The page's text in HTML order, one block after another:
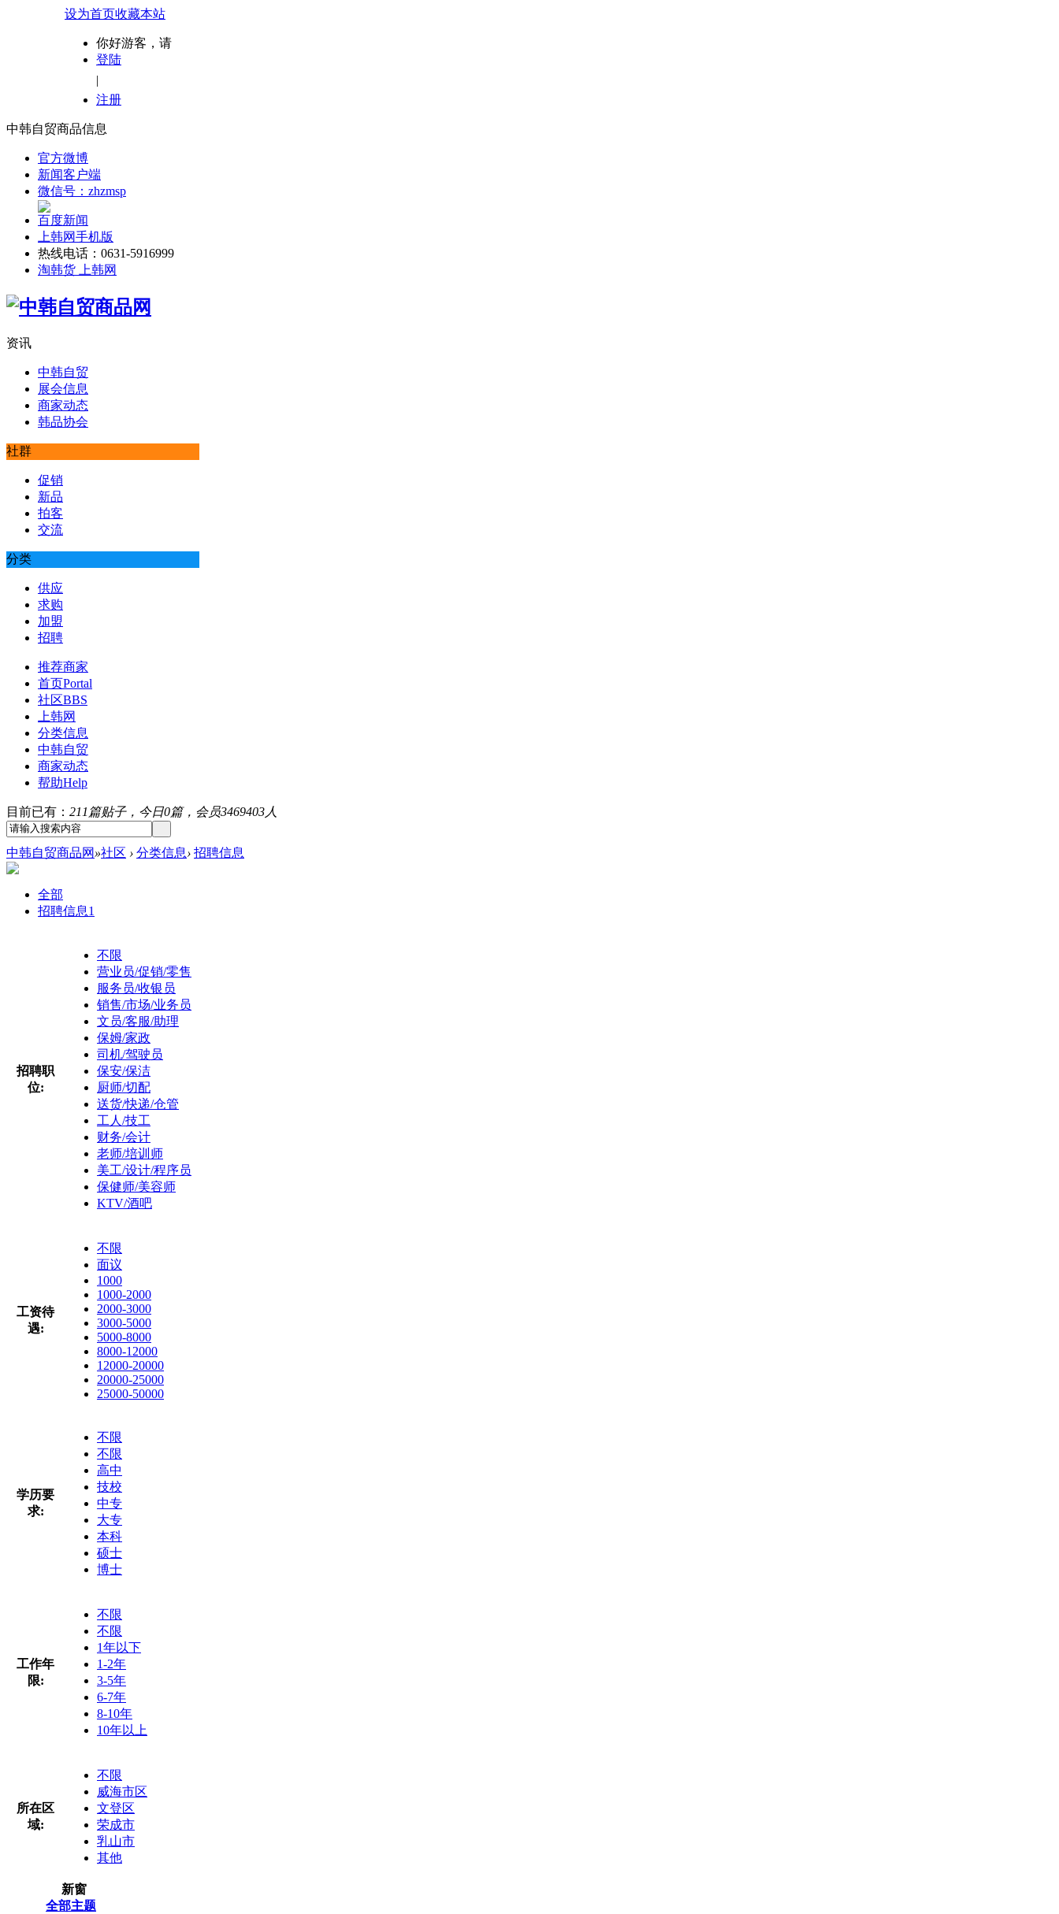
设为首页收藏本站
你好游客，请
登陆
|
注册
中韩自贸商品信息
官方微博
新闻客户端
微信号：zhzmsp
百度新闻
上韩网手机版
热线电话：0631-5916999
淘韩货 上韩网
资讯
中韩自贸
展会信息
商家动态
韩品协会
社群
促销
新品
拍客
交流
分类
供应
求购
加盟
招聘
推荐商家
首页Portal
社区BBS
上韩网
分类信息
中韩自贸
商家动态
帮助Help
目前已有： 211篇贴子，今日0篇，会员3469403人
中韩自贸商品网 »社区 › 分类信息› 招聘信息
全部
招聘信息1
招聘职
位:
不限
营业员/促销/零售
服务员/收银员
销售/市场/业务员
文员/客服/助理
保姆/家政
司机/驾驶员
保安/保洁
厨师/切配
送货/快递/仓管
工人/技工
财务/会计
老师/培训师
美工/设计/程序员
保健师/美容师
KTV/酒吧
工资待
遇:
不限
面议
1000
1000-2000
2000-3000
3000-5000
5000-8000
8000-12000
12000-20000
20000-25000
25000-50000
学历要
求:
不限
不限
高中
技校
中专
大专
本科
硕士
博士
工作年
限:
不限
不限
1年以下
1-2年
3-5年
6-7年
8-10年
10年以上
所在区
域:
不限
威海市区
文登区
荣成市
乳山市
其他
新窗
全部主题